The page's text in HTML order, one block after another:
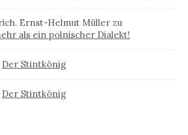
Ernst-Helmut Müller zu
als ein polnischer Dialekt!
Der Stintkönig
Der Stintkönig